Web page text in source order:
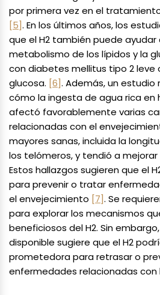
por primera vez en el
[5]. En los últimos años, los
que el H2 también puede ayudar
metabolismo de los lípidos y la
con diabetes mellitus tipo 2 leve
glucosa. [6]. Además, un
cómo la ingesta de agua rica en
afectó favorablemente varias
relacionadas con el
mayores sanas, incluida la
los telómeros, y tendió a mejorar
Estos hallazgos sugieren que el
para prevenir o tratar
el envejecimiento [7]. Se
para explorar los mecanismos
beneficiosos del H2. Sin
disponible sugiere que el H2
prometedora para retrasar o
enfermedades relacionadas con